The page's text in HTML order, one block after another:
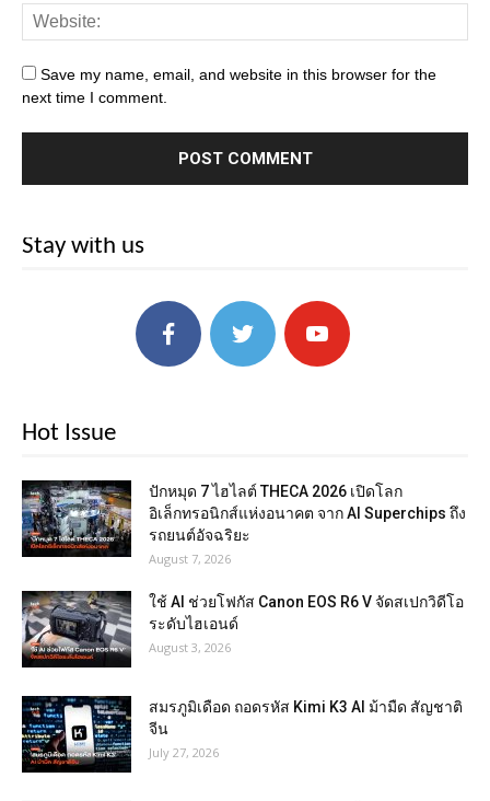
Save my name, email, and website in this browser for the
next time I comment.
Stay with us
Hot Issue
ปักหมุด 7 ไฮไลต์ THECA 2026 เปิดโลก
อิเล็กทรอนิกส์แห่งอนาคต จาก AI Superchips ถึง
รถยนต์อัจฉริยะ
August 7, 2026
ใช้ AI ช่วยโฟกัส Canon EOS R6 V จัดสเปกวิดีโอ
ระดับไฮเอนด์
August 3, 2026
สมรภูมิเดือด ถอดรหัส Kimi K3 AI ม้ามืด สัญชาติ
จีน
July 27, 2026